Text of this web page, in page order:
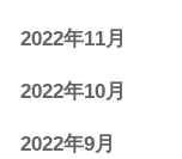
2022年11月
2022年10月
2022年9月